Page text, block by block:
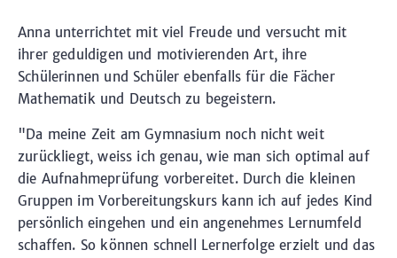
Anna unterrichtet mit viel Freude und versucht mit
ihrer geduldigen und motivierenden Art, ihre
Schülerinnen und Schüler ebenfalls für die Fächer
Mathematik und Deutsch zu begeistern.
"Da meine Zeit am Gymnasium noch nicht weit
zurückliegt, weiss ich genau, wie man sich optimal auf
die Aufnahmeprüfung vorbereitet. Durch die kleinen
Gruppen im Vorbereitungskurs kann ich auf jedes Kind
persönlich eingehen und ein angenehmes Lernumfeld
schaffen. So können schnell Lernerfolge erzielt und das